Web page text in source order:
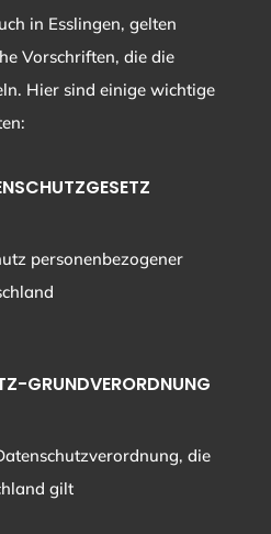
in Esslingen, gelten
Vorschriften, die die
Hier sind einige wichtige
personenbezogener
GRUNDVERORDNUNG
die
gilt